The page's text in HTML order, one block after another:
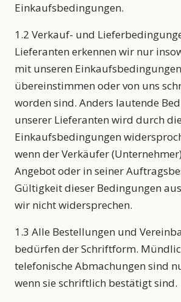
Einkaufsbedingungen.
1.2 Verkauf- und
Lieferanten erkennen wir nur
mit unseren Einkaufsbedingungen
übereinstimmen oder von uns
worden sind. Anders lautende
unserer Lieferanten wird durch
Einkaufsbedingungen
wenn der Verkäufer
Angebot oder in seiner
Gültigkeit dieser Bedingungen
wir nicht widersprechen.
1.3 Alle Bestellungen und
bedürfen der Schriftform.
telefonische Abmachungen sind
wenn sie schriftlich bestätigt sind.